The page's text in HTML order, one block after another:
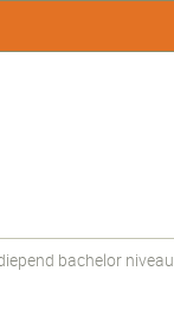
bachelor niveau.